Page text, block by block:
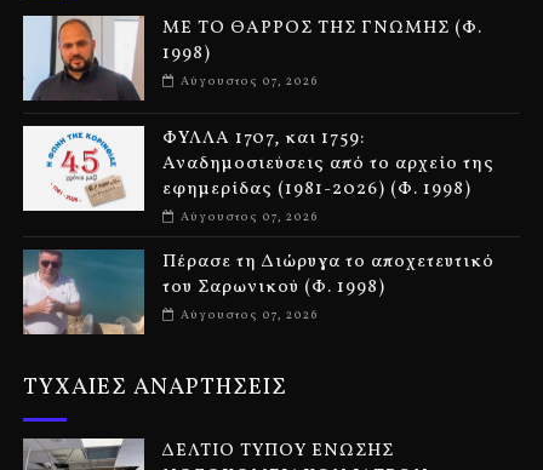
ΜΕ ΤΟ ΘΑΡΡΟΣ ΤΗΣ ΓΝΩΜΗΣ (Φ.
1998)
Αύγουστος 07, 2026
ΦΥΛΛΑ 1707, και 1759:
Αναδημοσιεύσεις από το αρχείο της
εφημερίδας (1981-2026) (Φ. 1998)
Αύγουστος 07, 2026
Πέρασε τη Διώρυγα το αποχετευτικό
του Σαρωνικού (Φ. 1998)
Αύγουστος 07, 2026
ΤΥΧΑΙΕΣ ΑΝΑΡΤΗΣΕΙΣ
ΔΕΛΤΙΟ ΤΥΠΟΥ ΕΝΩΣΗΣ